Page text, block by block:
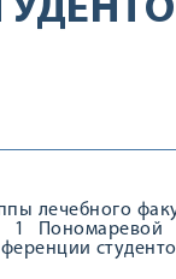
лечебного
1